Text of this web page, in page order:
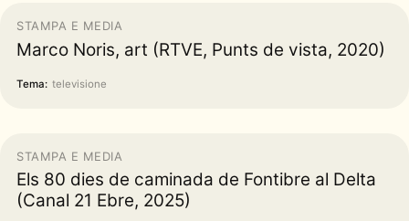
STAMPA E MEDIA
Marco Noris, art (RTVE, Punts de vista, 2020)
Tema: televisione
STAMPA E MEDIA
Els 80 dies de caminada de Fontibre al Delta
(Canal 21 Ebre, 2025)